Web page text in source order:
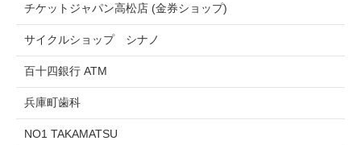
チケットジャパン高松店 (金券ショップ)
サイクルショップ シナノ
百十四銀行 ATM
兵庫町歯科
NO1 TAKAMATSU